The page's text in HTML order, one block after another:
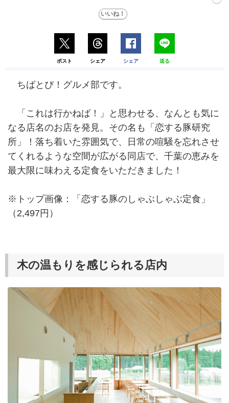
ポスト シェア シェア 送る
ちばとぴ！グルメ部です。
「これは行かねば！」と思わせる、なんとも気に
なる店名のお店を発見。その名も「恋する豚研究
所」！落ち着いた雰囲気で、日常の喧騒を忘れさせ
てくれるような空間が広がる同店で、千葉の恵みを
最大限に味わえる定食をいただきました！
※トップ画像：「恋する豚のしゃぶしゃぶ定食」
（2,497円）
木の温もりを感じられる店内